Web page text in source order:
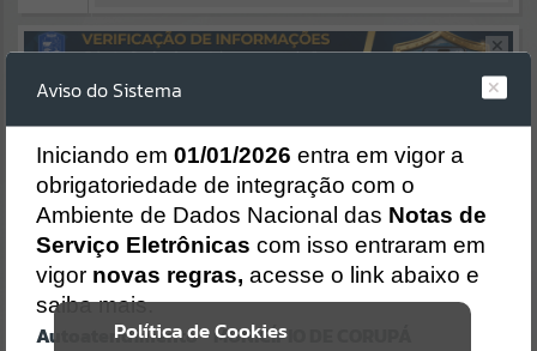
Resultados para""
Portais
Por favor, aguarde...
NOTÍCIAS
Por favor, aguarde...
AUTOATENDIMENTO
Política de Cookies
Aviso do Sistema
Iniciando em 01/01/2026 entra em vigor a
obrigatoriedade de integração com o
Ambiente de Dados Nacional das Notas de
Serviço Eletrônicas com isso entraram em
vigor novas regras, acesse o link abaixo e
saiba mais.
Autoatendimento - MUNICÍPIO DE CORUPÁ
Erro
Gerenciamento do Sistema
CÓDIGO DA MENSAGEM:
Ocorreu um erro de script:
Uncaught SyntaxError: Unexpected token '('
https://corupa.atende.net/cidadao/pagina/static/bundle/wpo_index
_2_base_l2_portal_editores_sync_dd63a725aa1a3e42e62571aa199b6
7e2.js?v=816ac05d:47
Verificar Mais Detalhes